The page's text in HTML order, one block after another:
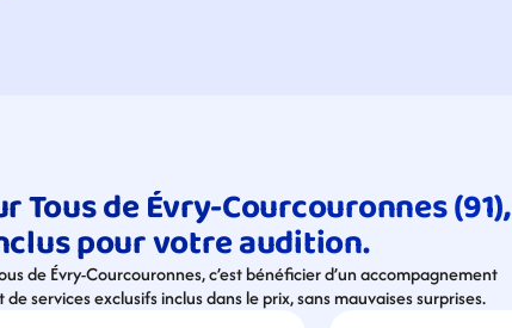
Tous de Évry-Courcouronnes (91),
pour votre audition.
de Évry-Courcouronnes, c’est bénéficier d’un accompagnement
services exclusifs inclus dans le prix, sans mauvaises surprises.